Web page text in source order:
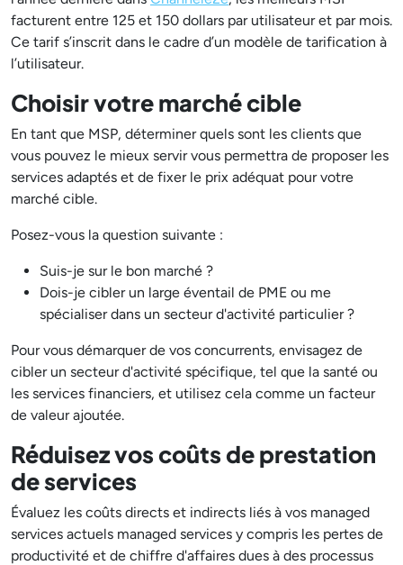
facturent entre 125 et 150 dollars par utilisateur et par mois.
Ce tarif s’inscrit dans le cadre d’un modèle de tarification à
l’utilisateur.
Choisir votre marché cible
En tant que MSP, déterminer quels sont les clients que
vous pouvez le mieux servir vous permettra de proposer les
services adaptés et de fixer le prix adéquat pour votre
marché cible.
Posez-vous la question suivante :
Suis-je sur le bon marché ?
Dois-je cibler un large éventail de PME ou me
spécialiser dans un secteur d'activité particulier ?
Pour vous démarquer de vos concurrents, envisagez de
cibler un secteur d'activité spécifique, tel que la santé ou
les services financiers, et utilisez cela comme un facteur
de valeur ajoutée.
Réduisez vos coûts de prestation
de services
Évaluez les coûts directs et indirects liés à vos managed
services actuels managed services y compris les pertes de
productivité et de chiffre d'affaires dues à des processus